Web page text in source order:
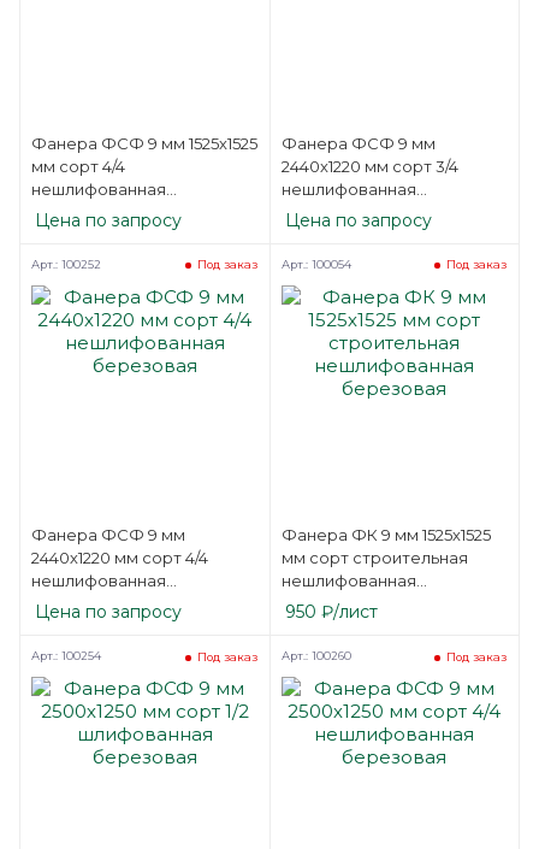
Фанера ФСФ 9 мм 1525х1525
мм сорт 4/4
нешлифованная
березовая
Цена по запросу
Фанера ФСФ 9 мм
2440х1220 мм сорт 3/4
нешлифованная
березовая
Цена по запросу
Фанера ФСФ 9 мм
2440х1220 мм сорт 4/4
нешлифованная
березовая
Под заказ
Арт.: 100252
Цена по запросу
Фанера ФК 9 мм 1525х1525
мм сорт строительная
нешлифованная
березовая
Под заказ
Арт.: 100054
950 ₽/лист
Под заказ
Арт.: 100254 Под заказ
Арт.: 100260